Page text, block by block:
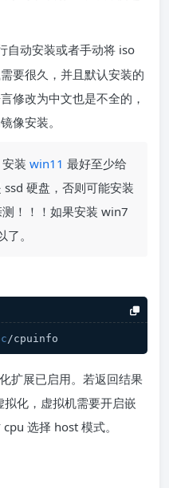
自动安装或者手动将 iso
要很久，并且默认安装的
修改为中文也是不全的，
像安装。
装 win11 最好至少给
硬盘，否则可能安装
！！！如果安装 win7
。
/cpuinfo
扩展已启用。若返回结果
化，虚拟机需要开启嵌
选择 host 模式。